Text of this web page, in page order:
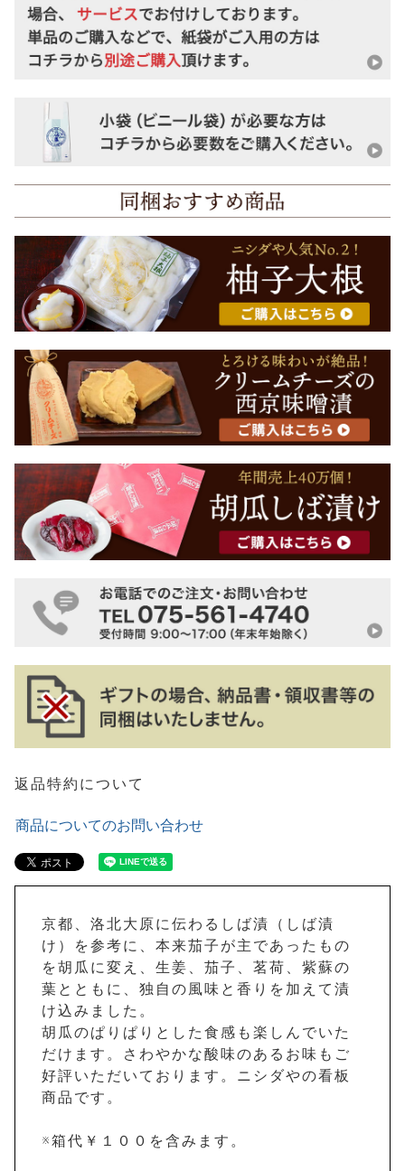
返品特約について
商品についてのお問い合わせ
京都、洛北大原に伝わるしば漬（しば漬
け）を参考に、本来茄子が主であったもの
を胡瓜に変え、生姜、茄子、茗荷、紫蘇の
葉とともに、独自の風味と香りを加えて漬
け込みました。
胡瓜のぱりぱりとした食感も楽しんでいた
だけます。さわやかな酸味のあるお味もご
好評いただいております。ニシダやの看板
商品です。
※箱代￥１００を含みます。